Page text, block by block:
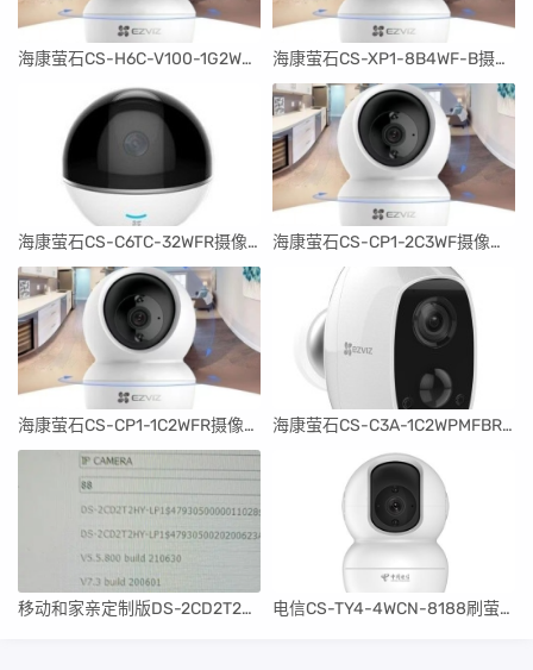
海康萤石CS-H6C-V100-1G2WF摄像头编程器固件 海康萤石CS-XP1-8B4WF-B摄像头编程器固件
海康萤石CS-C6TC-32WFR摄像头编程器固件 海康萤石CS-CP1-2C3WF摄像头编程器固件
海康萤石CS-CP1-1C2WFR摄像头编程器固件 海康萤石CS-C3A-1C2WPMFBR摄像头编程器固件
移动和家亲定制版DS-2CD2T2HY-LP1刷海康升级固件 电信CS-TY4-4WCN-8188刷萤石云升级固件